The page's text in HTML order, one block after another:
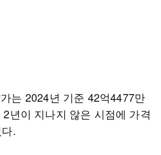
는 2024년 기준 42억4477만
년이 지나지 않은 시점에 가격
.